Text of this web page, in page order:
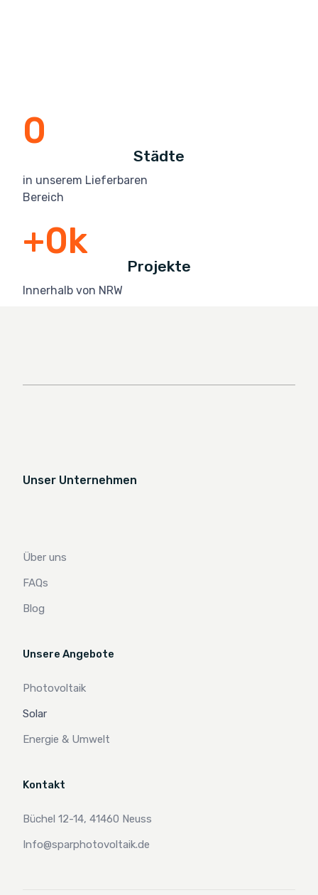
Städte
0
in unserem Lieferbaren
Bereich
Projekte
+0k
Innerhalb von NRW
Unser Unternehmen
Über uns
FAQs
Blog
Unsere Angebote
Photovoltaik
Solar
Energie & Umwelt
Kontakt
Büchel 12-14, 41460 Neuss
Info@sparphotovoltaik.de